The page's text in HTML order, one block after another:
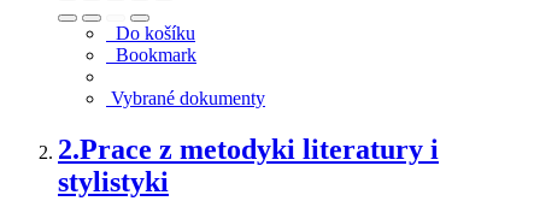
Do košíku
Bookmark
Vybrané dokumenty
2.Prace z metodyki literatury i
stylistyki